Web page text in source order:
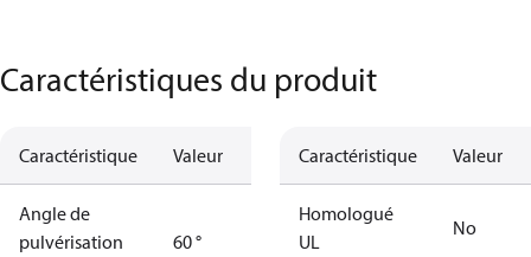
Caractéristiques du produit
Caractéristique Valeur
Angle de
pulvérisation
60 °
Caractéristique Valeur
Homologué
UL
No